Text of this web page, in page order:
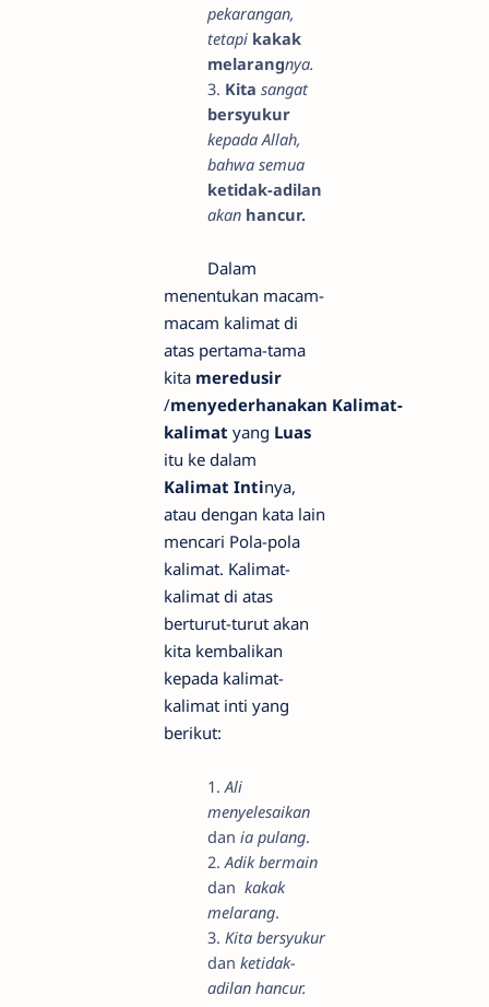
pekarangan,
tetapi kakak
melarangnya.
3. Kita sangat
bersyukur
kepada Allah,
bahwa semua
ketidak-adilan
akan hancur.
Dalam
menentukan macam-
macam kalimat di
atas pertama-tama
kita meredusir
/menyederhanakan Kalimat-
kalimat yang Luas
itu ke dalam
Kalimat Intinya,
atau dengan kata lain
mencari Pola-pola
kalimat. Kalimat-
kalimat di atas
berturut-turut akan
kita kembalikan
kepada kalimat-
kalimat inti yang
berikut:
1. Ali
menyelesaikan
dan ia pulang.
2. Adik bermain
dan kakak
melarang.
3. Kita bersyukur
dan ketidak-
adilan hancur.